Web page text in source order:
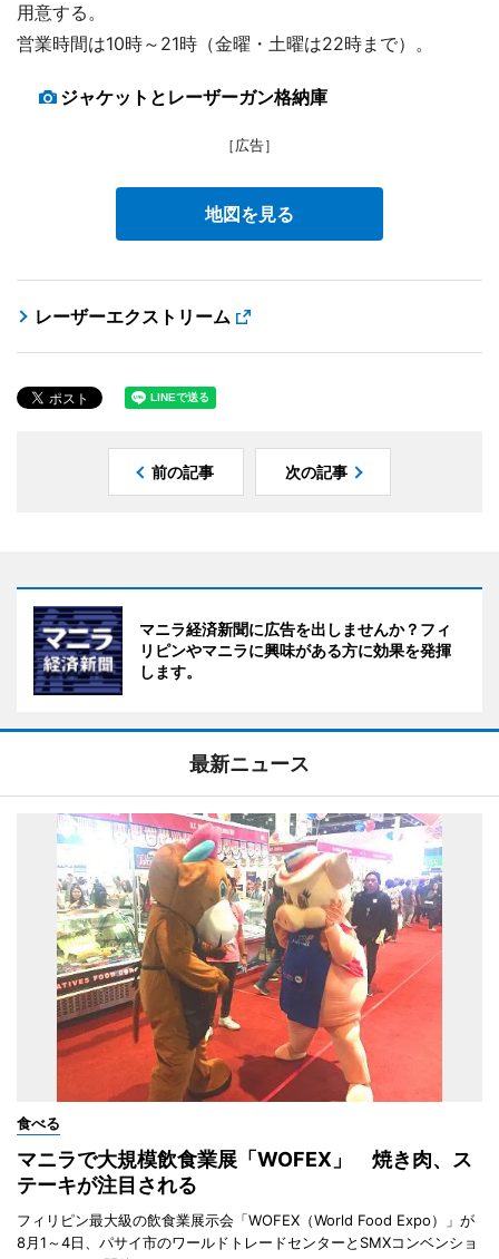
用意する。
営業時間は10時～21時（金曜・土曜は22時まで）。
ジャケットとレーザーガン格納庫
［広告］
地図を見る
レーザーエクストリーム
前の記事 次の記事
マニラ経済新聞に広告を出しませんか？フィ
リピンやマニラに興味がある方に効果を発揮
します。
最新ニュース
食べる
マニラで大規模飲食業展「WOFEX」 焼き肉、ス
テーキが注目される
フィリピン最大級の飲食業展示会「WOFEX（World Food Expo）」が
8月1～4日、パサイ市のワールドトレードセンターとSMXコンベンショ